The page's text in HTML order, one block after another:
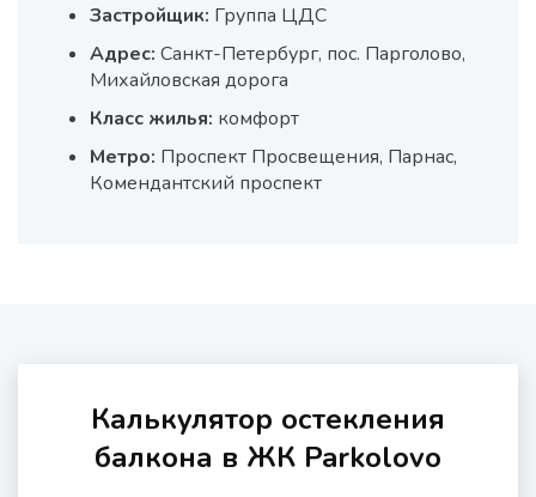
Застройщик: Группа ЦДС
Адрес: Санкт-Петербург, пос. Парголово,
Михайловская дорога
Класс жилья: комфорт
Метро: Проспект Просвещения, Парнас,
Комендантский проспект
Калькулятор остекления
балкона в ЖК Parkolovo